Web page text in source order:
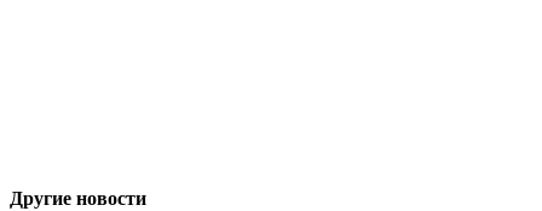
Другие новости